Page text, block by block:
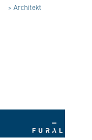
> Architekt